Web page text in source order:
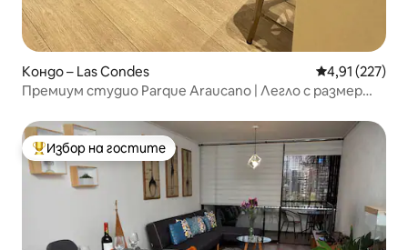
Кондо – Las Condes Средна
4,91 (227)
Премиум студио Parque Araucano | Легло с размер
Най-популярен избор на гостите
Избор на гостите